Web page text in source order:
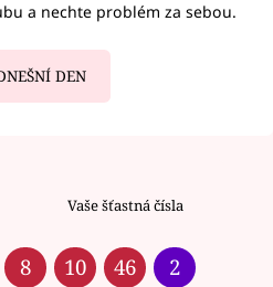
a nechte problém za sebou.
DEN
Vaše šťastná čísla
8 10 46 2